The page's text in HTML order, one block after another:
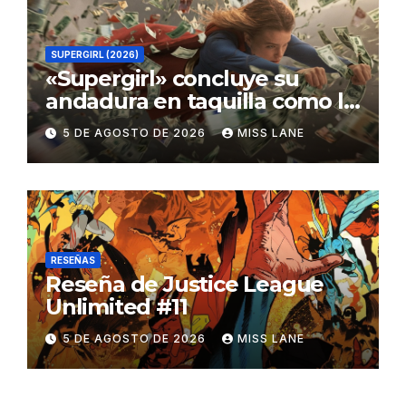
SUPERGIRL (2026)
«Supergirl» concluye su
andadura en taquilla como la
película de DC con menor
recaudación desde
«Catwoman»
5 DE AGOSTO DE 2026 MISS LANE
RESEÑAS
Reseña de Justice League
Unlimited #11
5 DE AGOSTO DE 2026 MISS LANE